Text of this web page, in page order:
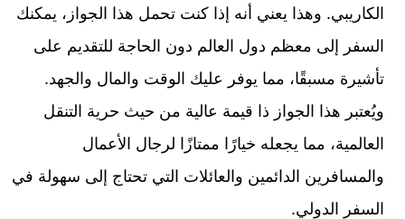
الكاريبي. وهذا يعني أنه إذا كنت تحمل هذا الجواز، يمكنك
السفر إلى معظم دول العالم دون الحاجة للتقديم على
تأشيرة مسبقًا، مما يوفر عليك الوقت والمال والجهد.
ويُعتبر هذا الجواز ذا قيمة عالية من حيث حرية التنقل
العالمية، مما يجعله خيارًا ممتازًا لرجال الأعمال
والمسافرين الدائمين والعائلات التي تحتاج إلى سهولة في
السفر الدولي.